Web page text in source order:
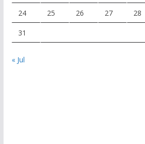
24 25 26 27 28
31
« Jul